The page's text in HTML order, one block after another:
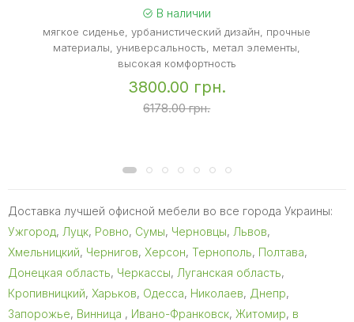
В наличии
мягкое сиденье, урбанистический дизайн, прочные
материалы, универсальность, метал элементы,
высокая комфортность
3800.00 грн.
6178.00 грн.
Доставка лучшей офисной мебели во все города Украины:
Ужгород, Луцк, Ровно, Сумы, Черновцы, Львов,
Хмельницкий, Чернигов, Херсон, Тернополь, Полтава,
Донецкая область, Черкассы, Луганская область,
Кропивницкий, Харьков, Одесса, Николаев, Днепр,
Запорожье, Винница , Ивано-Франковск, Житомир, в